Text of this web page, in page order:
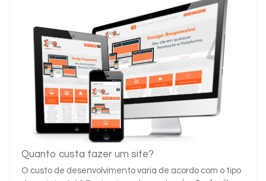
Quanto custa fazer um site?
O custo de desenvolvimento varia de acordo com o tipo